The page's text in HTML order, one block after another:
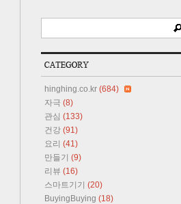
hinghing.co.kr (684)
자극 (8)
관심 (133)
건강 (91)
요리 (41)
만들기 (9)
리뷰 (16)
스마트기기 (20)
BuyingBuying (18)